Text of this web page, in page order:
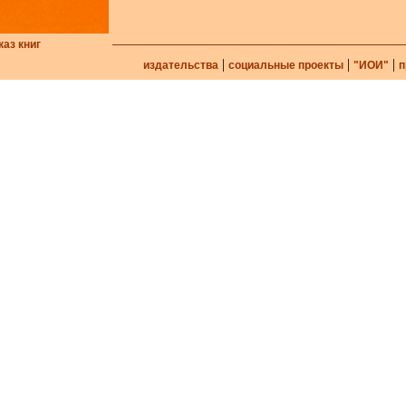
книг
издательства | социальные проекты | "ИОИ" |